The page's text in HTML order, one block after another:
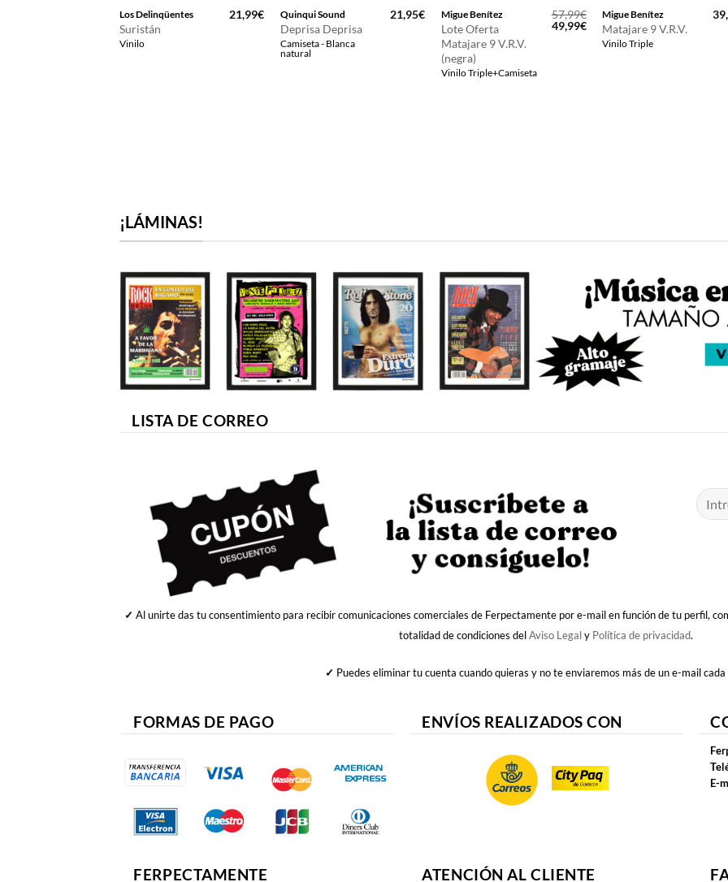
Los Delinqüentes
Suristán
Vinilo
21,99€ Quinqui Sound
Deprisa Deprisa
Camiseta - Blanca
natural
21,95€ Migue Benítez
Lote Oferta
Matajare 9 V.R.V.
(negra)
Vinilo Triple+Camiseta
57,99€
El
precio
49,99€El
precio
actual
Migue Benítez
Matajare 9 V.R.V.
Vinilo Triple
¡LÁMINAS!
LISTA DE CORREO
✓ Al unirte das tu consentimiento para recibir comunicaciones comerciales de Ferpectamente por e-mail en función de tu perfil,
totalidad de condiciones delAviso Legaly Política de privacidad.
✓ Puedes eliminar tu cuenta cuando quieras y no te enviaremos más de un e-mail cada
FORMAS DE PAGO ENVÍOS REALIZADOS CON
E-
FERPECTAMENTE ATENCIÓN AL CLIENTE